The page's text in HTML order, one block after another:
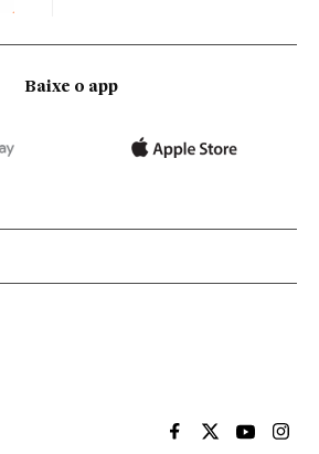
Baixe o app
EL PAÍS BRASIL EN
EL PAÍSEL PAÍS
EL